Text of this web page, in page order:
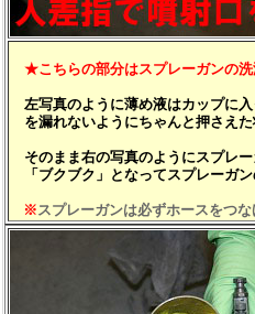
★こちらの部分はスプレーガンの洗
左写真のように薄め液はカップに
を漏れないようにちゃんと押さえ
そのまま右の写真のようにスプレ
「ブクブク」となってスプレーガ
※スプレーガンは必ずホースをつ